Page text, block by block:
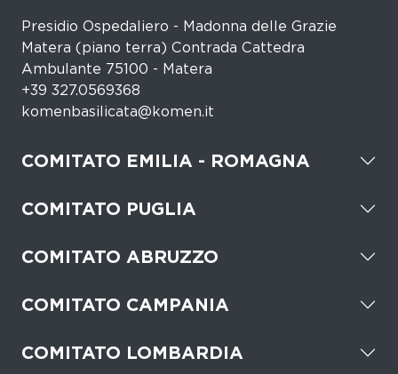
Presidio Ospedaliero - Madonna delle Grazie
Matera (piano terra) Contrada Cattedra
Ambulante 75100 - Matera
+39 327.0569368
komenbasilicata@komen.it
COMITATO EMILIA - ROMAGNA
COMITATO PUGLIA
COMITATO ABRUZZO
COMITATO CAMPANIA
COMITATO LOMBARDIA